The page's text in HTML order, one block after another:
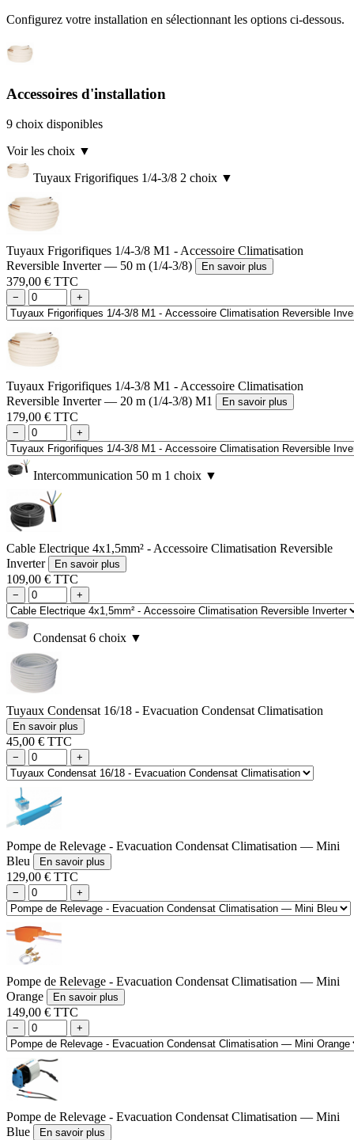
Configurez votre installation en sélectionnant les options ci-dessous.
Accessoires d'installation
9 choix disponibles
Voir les choix ▼
Tuyaux Frigorifiques 1/4-3/8 2 choix ▼
Tuyaux Frigorifiques 1/4-3/8 M1 - Accessoire Climatisation
Reversible Inverter — 50 m (1/4-3/8)
En savoir plus
379,00 € TTC
− +
Tuyaux Frigorifiques 1/4-3/8 M1 - Accessoire Climatisation
Reversible Inverter — 20 m (1/4-3/8) M1
En savoir plus
179,00 € TTC
− +
Intercommunication 50 m 1 choix ▼
Cable Electrique 4x1,5mm² - Accessoire Climatisation Reversible
Inverter
En savoir plus
109,00 € TTC
− +
Condensat 6 choix ▼
Tuyaux Condensat 16/18 - Evacuation Condensat Climatisation
En savoir plus
45,00 € TTC
− +
Pompe de Relevage - Evacuation Condensat Climatisation — Mini
Bleu
En savoir plus
129,00 € TTC
− +
Pompe de Relevage - Evacuation Condensat Climatisation — Mini
Orange
En savoir plus
149,00 € TTC
− +
Pompe de Relevage - Evacuation Condensat Climatisation — Mini
Blue
En savoir plus